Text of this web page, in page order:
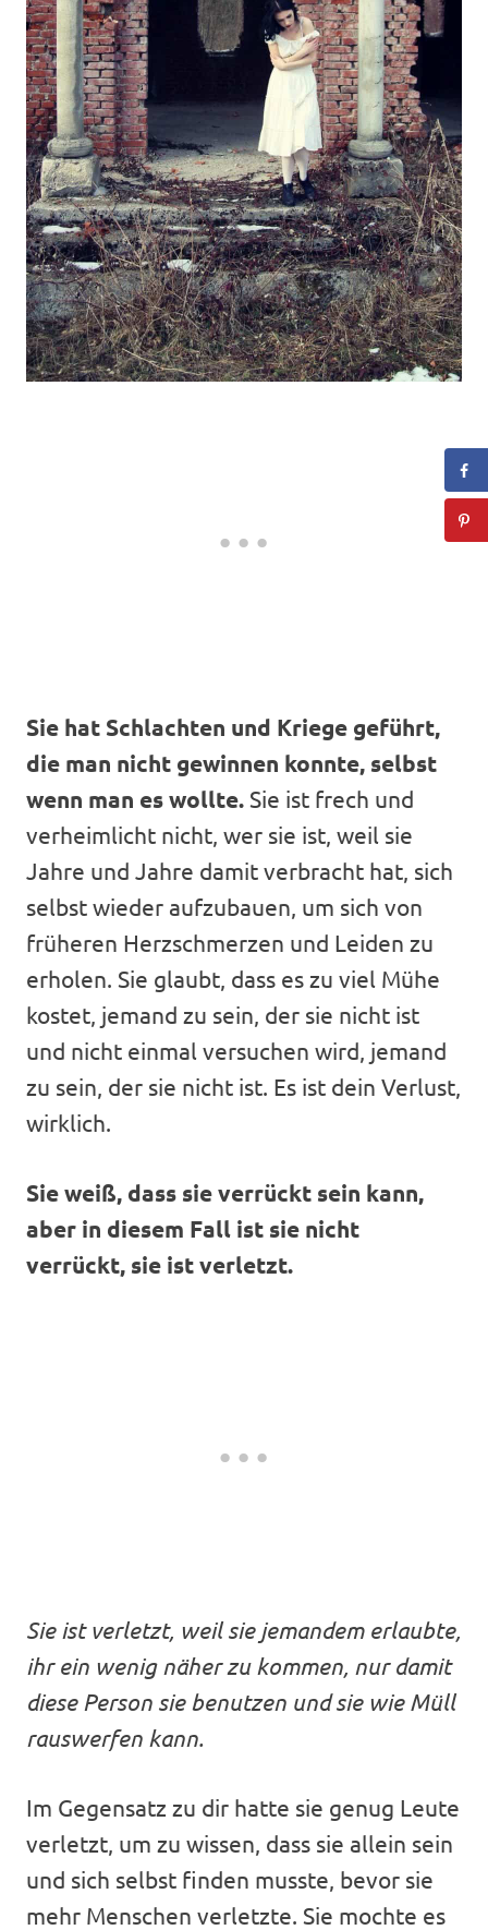
Sie hat Schlachten und Kriege geführt,
die man nicht gewinnen konnte, selbst
wenn man es wollte. Sie ist frech und
verheimlicht nicht, wer sie ist, weil sie
Jahre und Jahre damit verbracht hat, sich
selbst wieder aufzubauen, um sich von
früheren Herzschmerzen und Leiden zu
erholen. Sie glaubt, dass es zu viel Mühe
kostet, jemand zu sein, der sie nicht ist
und nicht einmal versuchen wird, jemand
zu sein, der sie nicht ist. Es ist dein Verlust,
wirklich.
Sie weiß, dass sie verrückt sein kann,
aber in diesem Fall ist sie nicht
verrückt, sie ist verletzt.
Sie ist verletzt, weil sie jemandem erlaubte,
ihr ein wenig näher zu kommen, nur damit
diese Person sie benutzen und sie wie Müll
rauswerfen kann.
Im Gegensatz zu dir hatte sie genug Leute
verletzt, um zu wissen, dass sie allein sein
und sich selbst finden musste, bevor sie
mehr Menschen verletzte. Sie mochte es